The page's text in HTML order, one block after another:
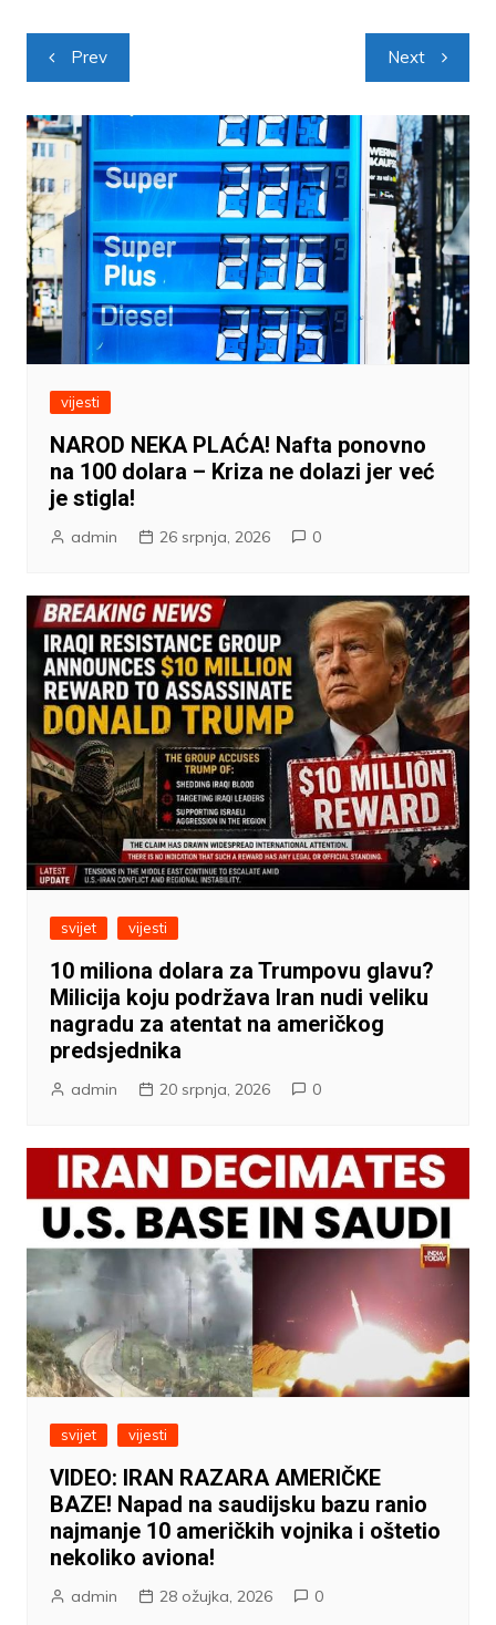
Navigacija
objava
Prev Next
vijesti
NAROD NEKA PLAĆA! Nafta ponovno
na 100 dolara – Kriza ne dolazi jer već
je stigla!
admin 26 srpnja, 2026 0
svijet vijesti
10 miliona dolara za Trumpovu glavu?
Milicija koju podržava Iran nudi veliku
nagradu za atentat na američkog
predsjednika
admin 20 srpnja, 2026 0
svijet vijesti
VIDEO: IRAN RAZARA AMERIČKE
BAZE! Napad na saudijsku bazu ranio
najmanje 10 američkih vojnika i oštetio
nekoliko aviona!
admin 28 ožujka, 2026 0